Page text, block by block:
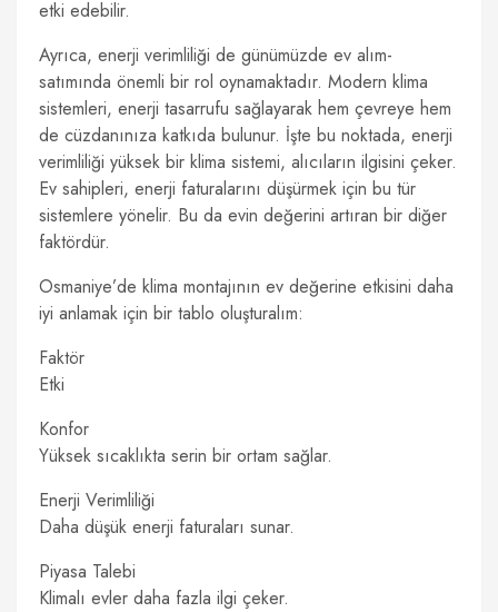
etki edebilir.
Ayrıca, enerji verimliliği de günümüzde ev alım-
satımında önemli bir rol oynamaktadır. Modern klima
sistemleri, enerji tasarrufu sağlayarak hem çevreye hem
de cüzdanınıza katkıda bulunur. İşte bu noktada, enerji
verimliliği yüksek bir klima sistemi, alıcıların ilgisini çeker.
Ev sahipleri, enerji faturalarını düşürmek için bu tür
sistemlere yönelir. Bu da evin değerini artıran bir diğer
faktördür.
Osmaniye’de klima montajının ev değerine etkisini daha
iyi anlamak için bir tablo oluşturalım:
Faktör
Etki
Konfor
Yüksek sıcaklıkta serin bir ortam sağlar.
Enerji Verimliliği
Daha düşük enerji faturaları sunar.
Piyasa Talebi
Klimalı evler daha fazla ilgi çeker.